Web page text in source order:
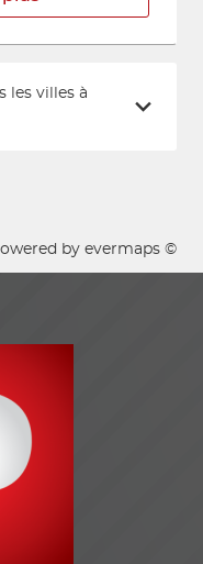
les villes à
by evermaps ©